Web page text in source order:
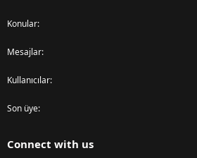
Konular
Mesajlar
Kullanıcılar
Son üye
Connect with us